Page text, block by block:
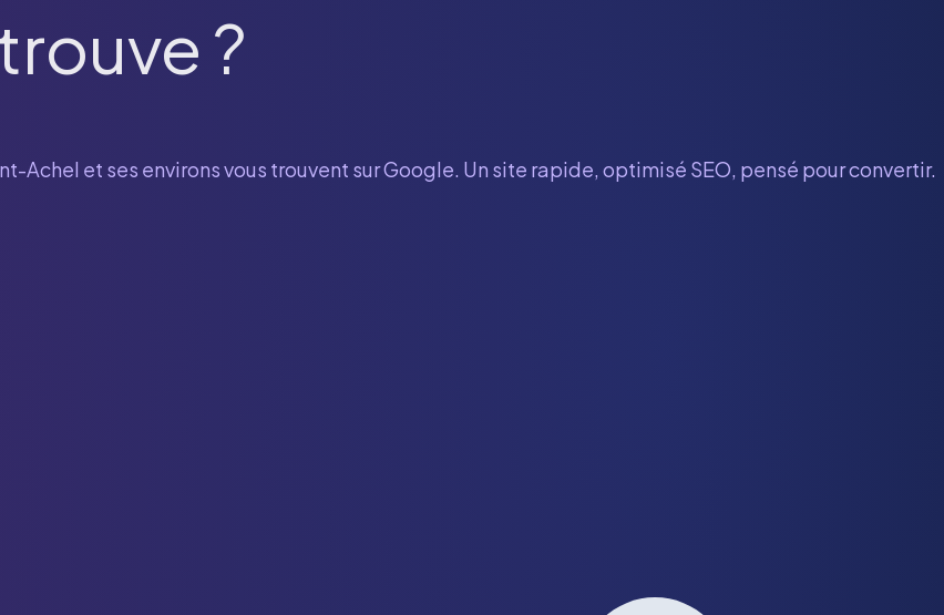
?
Achel et ses environs vous trouvent sur Google. Un site rapide, optimisé SEO, pensé pour convertir.